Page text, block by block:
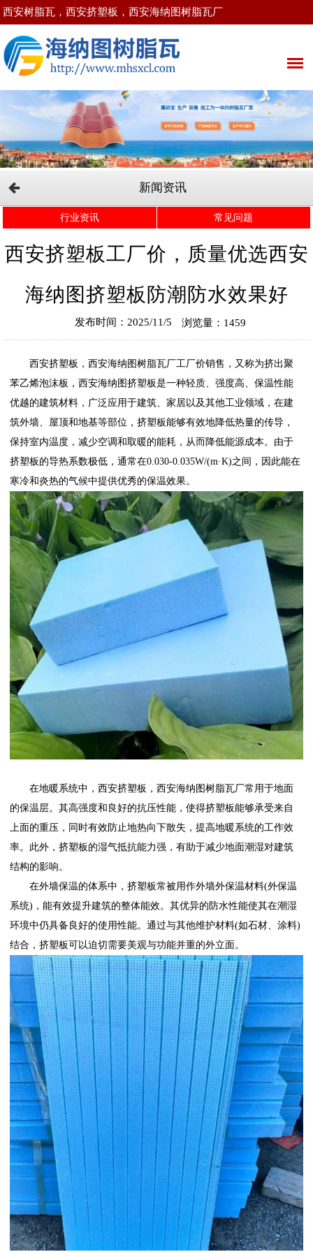
西安树脂瓦，西安挤塑板，西安海纳图树脂瓦厂
新闻资讯
行业资讯 常见问题
西安挤塑板工厂价，质量优选西安
海纳图挤塑板防潮防水效果好
发布时间：2025/11/5 浏览量：1459
西安挤塑板 ，西安海纳图树脂瓦厂工厂价销售，又称为挤出聚
苯乙烯泡沫板，西安海纳图挤塑板是一种轻质、强度高、保温性能
优越的建筑材料，广泛应用于建筑、家居以及其他工业领域，在建
筑外墙、屋顶和地基等部位，挤塑板能够有效地降低热量的传导，
保持室内温度，减少空调和取暖的能耗，从而降低能源成本。由于
挤塑板的导热系数极低，通常在0.030-0.035W/(m·K)之间，因此能在
寒冷和炎热的气候中提供优秀的保温效果。
在地暖系统中，西安挤塑板 ，西安海纳图树脂瓦厂常用于地面
的保温层。其高强度和良好的抗压性能，使得挤塑板能够承受来自
上面的重压，同时有效防止地热向下散失，提高地暖系统的工作效
率。此外，挤塑板的湿气抵抗能力强，有助于减少地面潮湿对建筑
结构的影响。
在外墙保温的体系中，挤塑板常被用作外墙外保温材料(外保温
系统)，能有效提升建筑的整体能效。其优异的防水性能使其在潮湿
环境中仍具备良好的使用性能。通过与其他维护材料(如石材、涂料)
结合，挤塑板可以迫切需要美观与功能并重的外立面。